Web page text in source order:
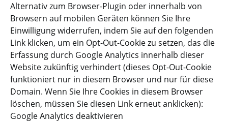
Alternativ zum Browser-Plugin oder innerhalb von
Browsern auf mobilen Geräten können Sie Ihre
Einwilligung widerrufen, indem Sie auf den folgenden
Link klicken, um ein Opt-Out-Cookie zu setzen, das die
Erfassung durch Google Analytics innerhalb dieser
Website zukünftig verhindert (dieses Opt-Out-Cookie
funktioniert nur in diesem Browser und nur für diese
Domain. Wenn Sie Ihre Cookies in diesem Browser
löschen, müssen Sie diesen Link erneut anklicken):
Google Analytics deaktivieren